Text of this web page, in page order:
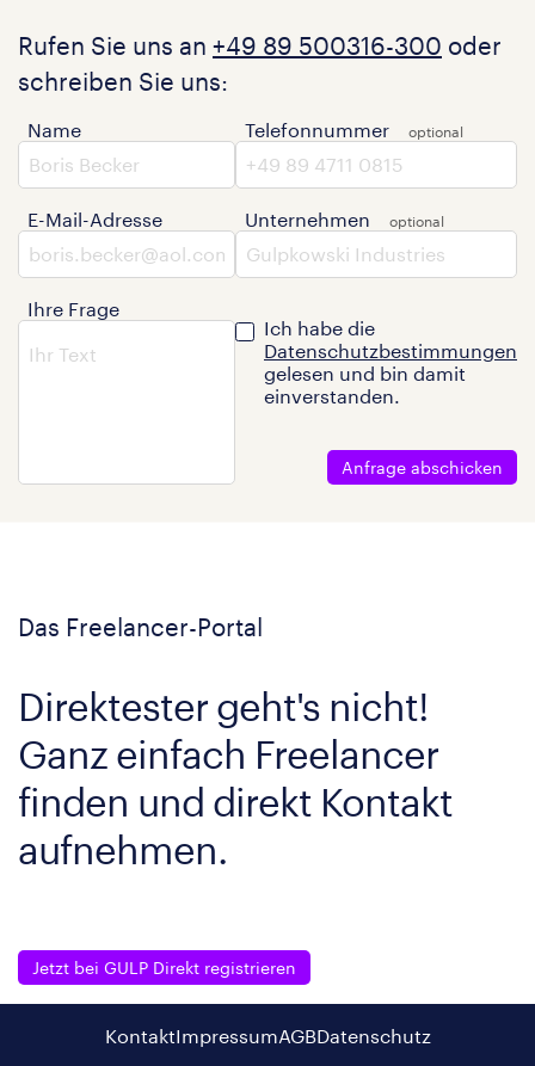
Rufen Sie uns an +49 89 500316-300 oder
schreiben Sie uns:
Name
E-Mail-Adresse
Ihre Frage
Telefonnummer
Unternehmen
Ich habe die
Datenschutzbestimmungen
gelesen und bin damit
einverstanden.
Anfrage abschicken
Das Freelancer-Portal
Direktester geht's nicht!
Ganz einfach Freelancer
finden und direkt Kontakt
aufnehmen.
Jetzt bei GULP Direkt registrieren
KontaktImpressumAGBDatenschutz